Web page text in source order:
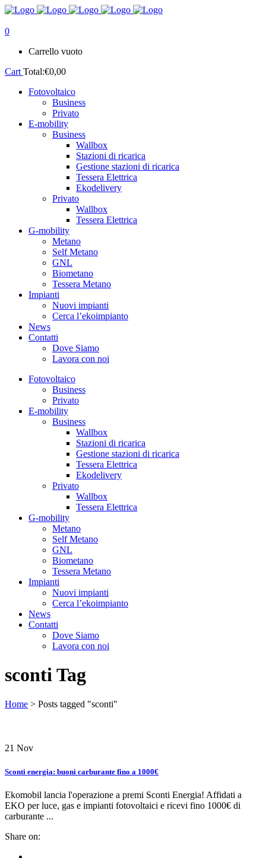
0
Carrello vuoto
Cart Total:€0,00
Fotovoltaico
Business
Privato
E-mobility
Business
Wallbox
Stazioni di ricarica
Gestione stazioni di ricarica
Tessera Elettrica
Ekodelivery
Privato
Wallbox
Tessera Elettrica
G-mobility
Metano
Self Metano
GNL
Biometano
Tessera Metano
Impianti
Nuovi impianti
Cerca l’ekoimpianto
News
Contatti
Dove Siamo
Lavora con noi
Fotovoltaico
Business
Privato
E-mobility
Business
Wallbox
Stazioni di ricarica
Gestione stazioni di ricarica
Tessera Elettrica
Ekodelivery
Privato
Wallbox
Tessera Elettrica
G-mobility
Metano
Self Metano
GNL
Biometano
Tessera Metano
Impianti
Nuovi impianti
Cerca l’ekoimpianto
News
Contatti
Dove Siamo
Lavora con noi
sconti Tag
Home > Posts tagged "sconti"
21 Nov
Sconti energia: buoni carburante fino a 1000€
Ekomobil lancia l'operazione a premi Sconti Energia! Affidati a
EKO per luce, gas e impianti fotovoltaici e ricevi fino 1000€ di
carburante ...
Share on: